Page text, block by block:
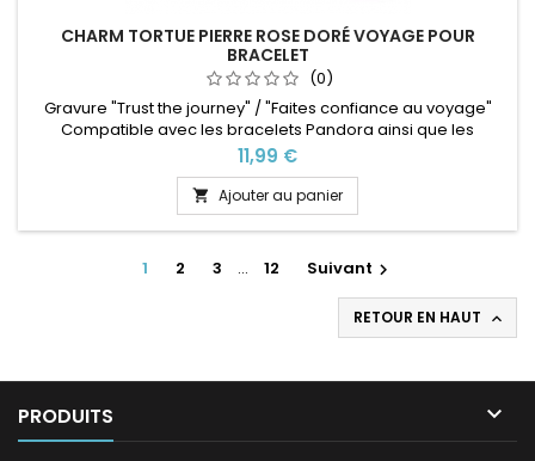
CHARM TORTUE PIERRE ROSE DORÉ VOYAGE POUR
BRACELET
(0)
Gravure "Trust the journey" / "Faites confiance au voyage"
Compatible avec les bracelets Pandora ainsi que les
bracelets de notre site idéal pour : Noël, Saint Valentin,
anniversaire, anniversaire de mariage
Prix
11,99 €
 Ajouter au panier
1 2 3 … 12 Suivant 
RETOUR EN HAUT 
PRODUITS 